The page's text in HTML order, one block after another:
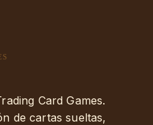
Card Games.
de cartas sueltas,